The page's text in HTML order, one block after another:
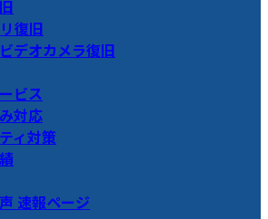
復旧
デオカメラ復旧
ビス
対応
ィ対策
速報ページ